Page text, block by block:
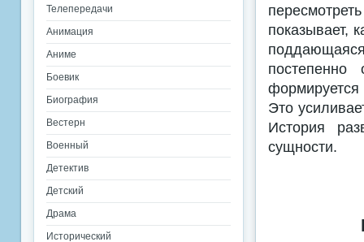
показывает,
формируется
Это
История
сущности.
Телепередачи
Анимация
Аниме
Боевик
Биография
Вестерн
Военный
Детектив
Детский
Драма
Исторический